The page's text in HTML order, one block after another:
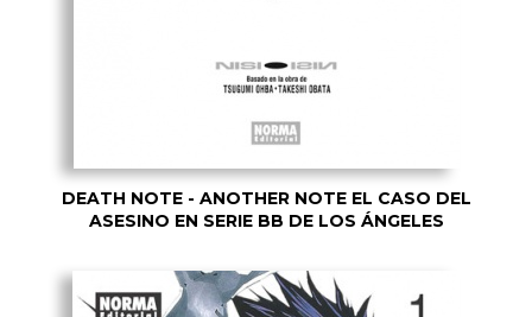
DEATH NOTE - ANOTHER NOTE EL CASO DEL
ASESINO EN SERIE BB DE LOS ÁNGELES